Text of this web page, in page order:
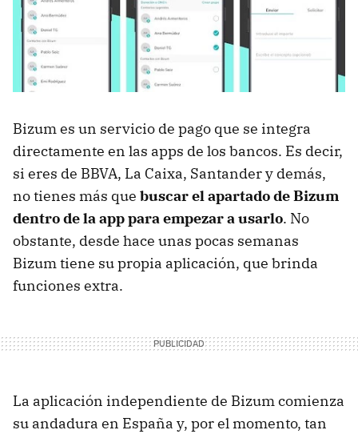
Bizum es un servicio de pago que se integra
directamente en las apps de los bancos. Es decir,
si eres de BBVA, La Caixa, Santander y demás,
no tienes más que buscar el apartado de Bizum
dentro de la app para empezar a usarlo. No
obstante, desde hace unas pocas semanas
Bizum tiene su propia aplicación, que brinda
funciones extra.
La aplicación independiente de Bizum comienza
su andadura en España y, por el momento, tan